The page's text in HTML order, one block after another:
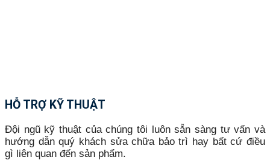
HỖ TRỢ KỸ THUẬT
Đội ngũ kỹ thuật của chúng tôi luôn sẵn sàng tư vấn và
hướng dẫn quý khách sửa chữa bảo trì hay bất cứ điều
gì liên quan đến sản phẩm.